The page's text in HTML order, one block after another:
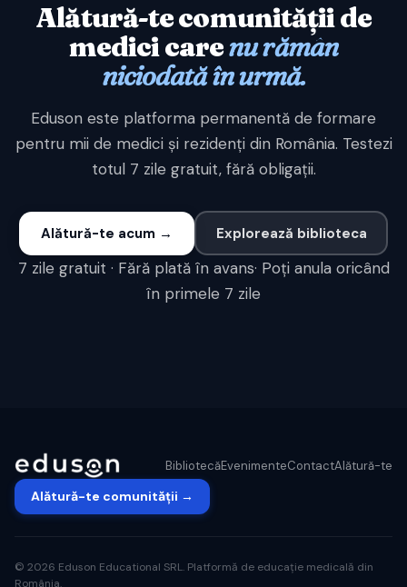
Alătură-te comunității de
medici carenu rămân
niciodată în urmă.
Eduson este platforma permanentă de formare
pentru mii de medici și rezidenți din România. Testezi
totul 7 zile gratuit, fără obligații.
Alătură-te acum → Explorează biblioteca
7 zile gratuit · Fără plată în avans· Poți anula oricând
în primele 7 zile
BibliotecăEvenimenteContactAlătură-te
Alătură-te comunității →
© 2026 Eduson Educational SRL. Platformă de educație medicală din
România.